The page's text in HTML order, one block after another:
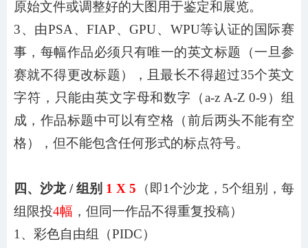
原始文件或调整好的大图用于鉴定和展览。
3、由PSA、FIAP、GPU、WPU等认证的国际赛
事，每幅作品必须只有唯一的英文标题（一旦参
赛就不得更改标题），且最长不得超过35个英文
字符，只能由英文字母和数字（a-z A-Z 0-9）组
成，作品标题中可以有空格（前后两头不能有空
格），但不能包含任何形式的标点符号。
四、沙龙/ 组别 1 X5 （即1个沙龙， 5个组别，每
组限投4幅 ，但同一作品不得重复投稿）
1、彩色自由组（PIDC）